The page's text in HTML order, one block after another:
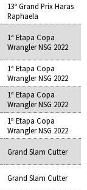
13º Grand Prix Haras
Raphaela
1ª Etapa Copa
Wrangler NSG 2022
1ª Etapa Copa
Wrangler NSG 2022
1ª Etapa Copa
Wrangler NSG 2022
1ª Etapa Copa
Wrangler NSG 2022
Grand Slam Cutter
Grand Slam Cutter